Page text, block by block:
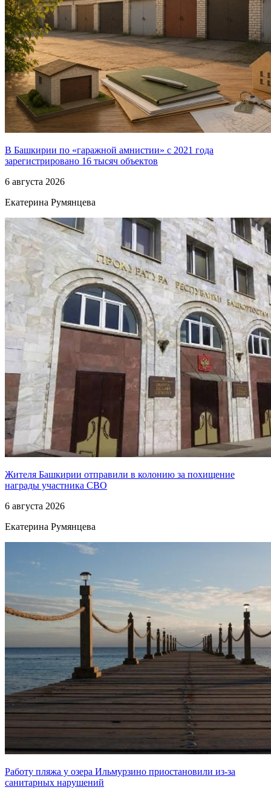
В Башкирии по «гаражной амнистии» с 2021 года
зарегистрировано 16 тысяч объектов
6 августа 2026
Екатерина Румянцева
Жителя Башкирии отправили в колонию за похищение
награды участника СВО
6 августа 2026
Екатерина Румянцева
Работу пляжа у озера Ильмурзино приостановили из-за
санитарных нарушений